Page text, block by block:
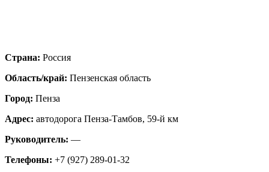
Страна: Россия
Область/край: Пензенская область
Город: Пенза
Адрес: автодорога Пенза-Тамбов, 59-й км
Руководитель: —
Телефоны: +7 (927) 289-01-32